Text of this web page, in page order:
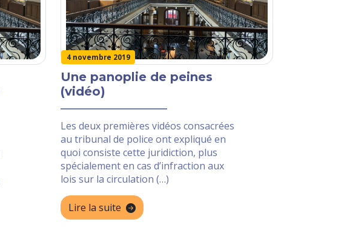
4 novembre 2019
Une panoplie de peines
(vidéo)
Les deux premières vidéos consacrées
au tribunal de police ont expliqué en
quoi consiste cette juridiction, plus
spécialement en cas d’infraction aux
lois sur la circulation (…)
Lire la suite